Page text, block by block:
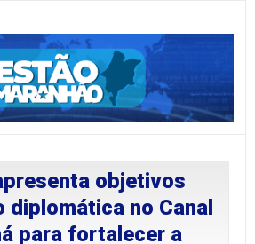
objetivos
diplomática no Canal
para fortalecer a